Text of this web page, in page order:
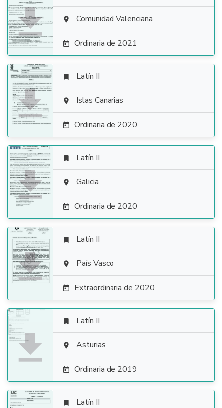
  Comunidad Valenciana
 Ordinaria de 2021

 Latín II
 Islas Canarias
 Ordinaria de 2020

 Latín II
 Galicia
 Ordinaria de 2020

 Latín II
 País Vasco
 Extraordinaria de 2020

 Latín II
 Asturias
 Ordinaria de 2019
 Latín II